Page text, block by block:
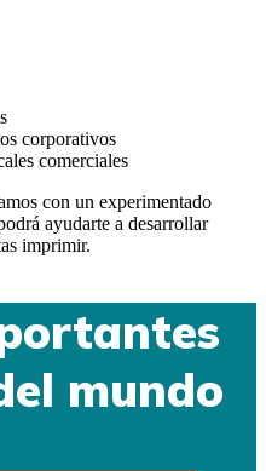
corporativos
comerciales
con un experimentado
ayudarte a desarrollar
imprimir.
mundo